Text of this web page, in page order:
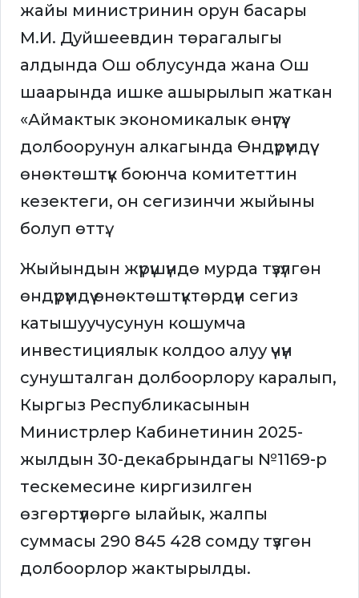
жайы министринин орун басары
М.И. Дуйшеевдин төрагалыгы
алдында Ош облусунда жана Ош
шаарында ишке ашырылып жаткан
«Аймактык экономикалык өнүгүү»
долбоорунун алкагында Өндүрүмдүү
өнөктөштүк боюнча комитеттин
кезектеги, он сегизинчи жыйыны
болуп өттү.
Жыйындын жүрүшүндө мурда түзүлгөн
өндүрүмдүү өнөктөштүктөрдүн сегиз
катышуучусунун кошумча
инвестициялык колдоо алуу үчүн
сунушталган долбоорлору каралып,
Кыргыз Республикасынын
Министрлер Кабинетинин 2025-
жылдын 30-декабрындагы №1169-р
тескемесине киргизилген
өзгөртүүлөргө ылайык, жалпы
суммасы 290 845 428 сомду түзгөн
долбоорлор жактырылды.